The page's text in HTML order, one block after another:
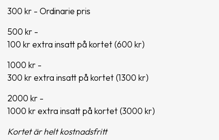
300 kr - Ordinarie pris
500 kr -
100 kr extra insatt på kortet (600 kr)
1000 kr -
300 kr extra insatt på kortet (1300 kr)
2000 kr -
1000 kr extra insatt på kortet (3000 kr)
Kortet är helt kostnadsfritt